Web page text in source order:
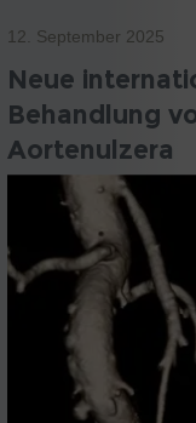
12. September 2025
Neue
Behandlung
Aortenulzera